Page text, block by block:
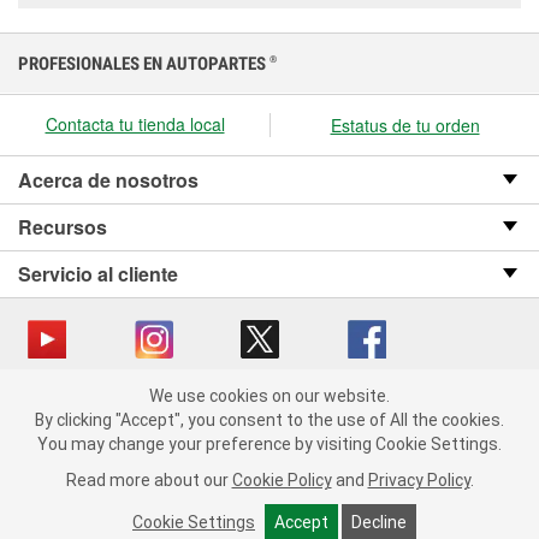
We use cookies on our website. By clicking "Accept", you consent
to the use of All the cookies.
You may change your preference by visiting Cookie Settings.
Read more about our Cookie Policy and Privacy Policy.
Cookie Settings Accept Decline
PROFESIONALES EN AUTOPARTES ®
Contacta tu tienda local Estatus de tu orden
Acerca de nosotros
Recursos
Servicio al cliente
Copyright © 2008-2026 O’Reilly Auto Parts v OST_3.2.0.0.729 (3) cv1361
catalog_main
Política de privacidad
Ley de transparencia en las cadenas de suministro
de California
We use cookies on our website.
By clicking "Accept", you consent to the use of All the cookies.
You may change your preference by visiting Cookie Settings.
Read more about our Cookie Policy and Privacy Policy.
Cookie Settings Accept Decline